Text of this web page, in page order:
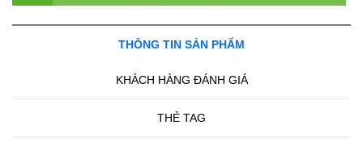
THÔNG TIN SẢN PHẨM
KHÁCH HÀNG ĐÁNH GIÁ
THẺ TAG